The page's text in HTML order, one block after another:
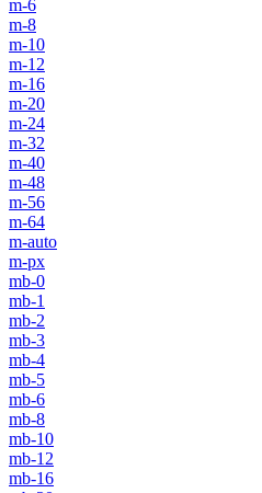
m-6
m-8
m-10
m-12
m-16
m-20
m-24
m-32
m-40
m-48
m-56
m-64
m-auto
m-px
mb-0
mb-1
mb-2
mb-3
mb-4
mb-5
mb-6
mb-8
mb-10
mb-12
mb-16